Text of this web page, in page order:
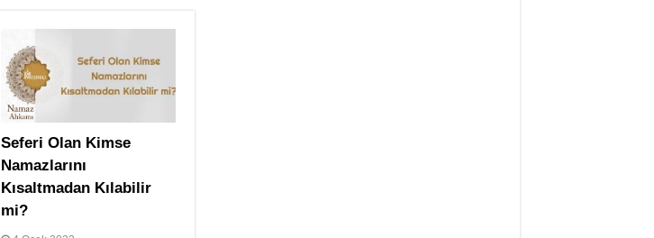
Seferi Olan Kimse
Namazlarını
Kısaltmadan Kılabilir
mi?